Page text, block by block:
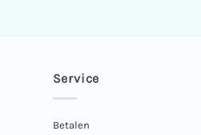
Service
Betalen